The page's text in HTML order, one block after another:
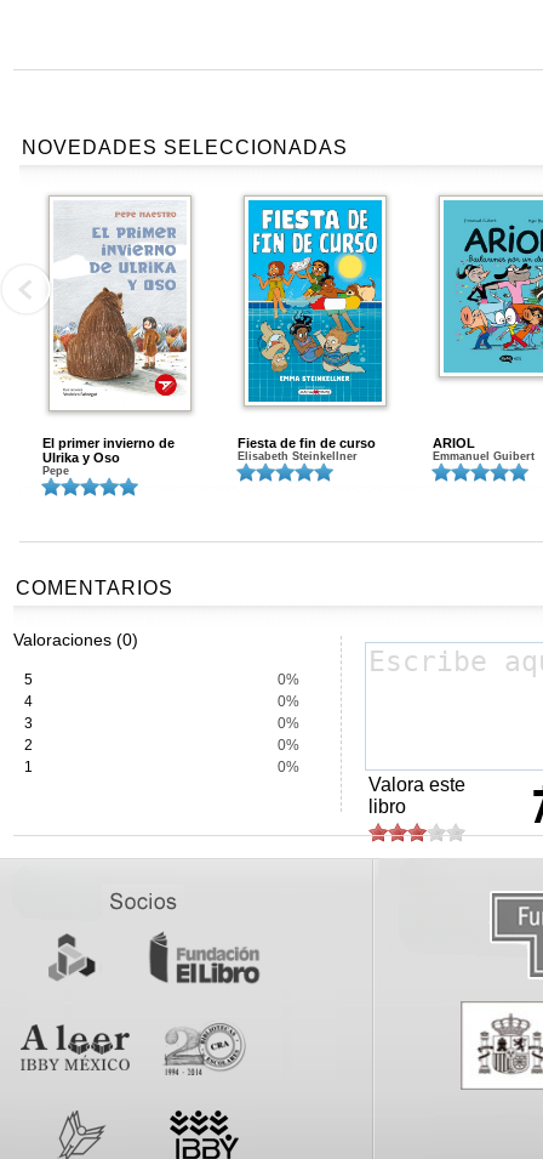
NOVEDADES SELECCIONADAS
El primer invierno de
Ulrika y Oso
Pepe
Fiesta de fin de curso
Elisabeth Steinkellner
ARIOL
Emmanuel Guibert
COMENTARIOS
Valoraciones (0)
5
0%
4
0%
3
0%
2
0%
1
0%
Valora este
libro